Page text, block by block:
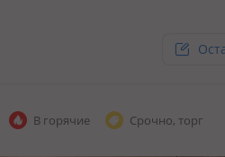
В горячие Срочно, торг